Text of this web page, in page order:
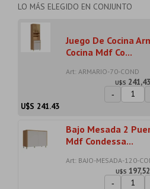
LO MÁS ELEGIDO EN CONJUNTO
Juego De Cocina
Cocina Mdf Co...
Art: ARMARIO-70-COND
U$S 241,43
-
U$S 241.43
Bajo Mesada 2
Mdf Condessa...
Art: BAJO-MESADA-120-
U$S 197,52
-